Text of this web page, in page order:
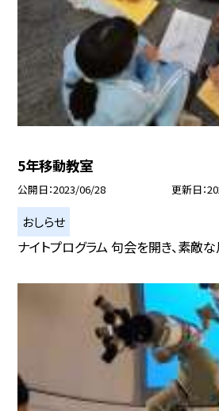
5年移動教室
公開日 2023/06/28 更新日
おしらせ
ナイトプログラム 句会を開き、素敵